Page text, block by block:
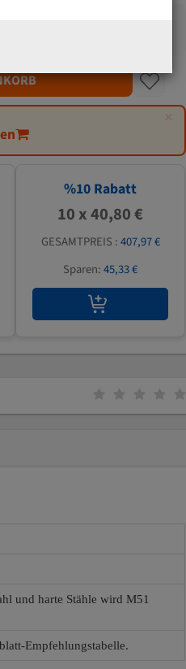
×
%10 Rabatt
10 x 40,80 €
GESAMTPREIS :407,97 €
Sparen:45,33 €
und harte Stähle wird M51
Empfehlungstabelle.